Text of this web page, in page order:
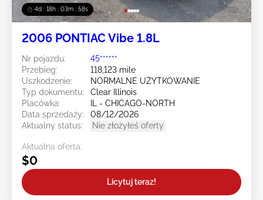
4d : 18h : 03m : 55s
2006 PONTIAC Vibe 1.8L
Nr pojazdu:
45******
Przebieg:
118,123 mile
Uszkodzenie:
NORMALNE UŻYTKOWANIE
Typ dokumentu:
Clear Illinois
Placówka:
IL - CHICAGO-NORTH
Data sprzedaży:
08/12/2026
Aktualny status:
Nie złożyłeś oferty
Aktualna oferta:
$0
Licytuj teraz!